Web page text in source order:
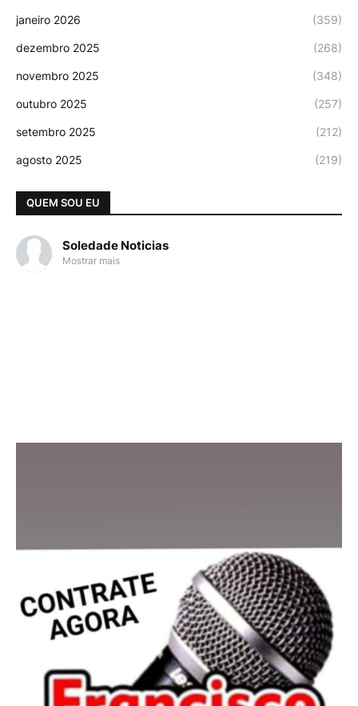
janeiro 2026 (359)
dezembro 2025 (268)
novembro 2025 (348)
outubro 2025 (257)
setembro 2025 (212)
agosto 2025 (219)
QUEM SOU EU
Soledade Noticias
Mostrar mais